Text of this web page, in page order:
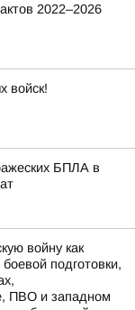
2022–2026
войск!
БПЛА в
войну как
подготовки,
ПВО и западном